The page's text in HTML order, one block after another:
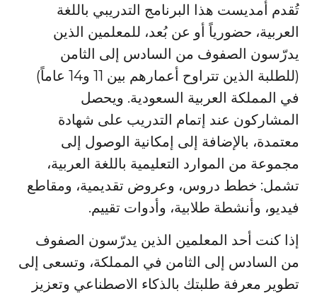
تُقدم أمديست هذا البرنامج التدريبي باللغة
العربية، حضورياً أو عن بُعد، للمعلمين الذين
يدرّسون الصفوف من السادس إلى الثامن
(للطلبة الذين تتراوح أعمارهم بين 11 و14 عاماً)
في المملكة العربية السعودية. ويحصل
المشاركون عند إتمام التدريب على شهادة
معتمدة، بالإضافة إلى إمكانية الوصول إلى
مجموعة من الموارد التعليمية باللغة العربية،
تشمل: خطط دروس، وعروض تقديمية، ومقاطع
فيديو، وأنشطة طلابية، وأدوات تقييم.
إذا كنت أحد المعلمين الذين يدرّسون الصفوف
من السادس إلى الثامن في المملكة، وتسعى إلى
تطوير معرفة طلبتك بالذكاء الاصطناعي وتعزيز